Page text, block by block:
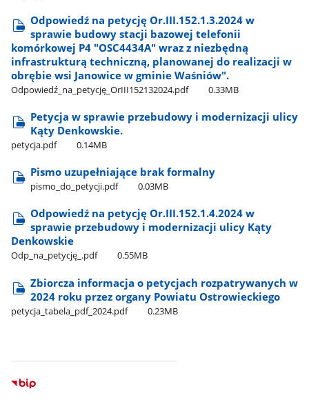
Odpowiedź na petycję Or.III.152.1.3.2024 w
sprawie budowy stacji bazowej telefonii
komórkowej P4 "OSC4434A" wraz z niezbędną
infrastrukturą techniczną, planowanej do realizacji w
obrębie wsi Janowice w gminie Waśniów".
Odpowiedź​_na​_petycję​_OrIII152132024.pdf 0.33MB
Petycja w sprawie przebudowy i modernizacji ulicy
Kąty Denkowskie.
petycja.pdf 0.14MB
Pismo uzupełniające brak formalny
pismo​_do​_petycji.pdf 0.03MB
Odpowiedź na petycję Or.III.152.1.4.2024 w
sprawie przebudowy i modernizacji ulicy Kąty
Denkowskie
Odp​_na​_petycję​_.pdf 0.55MB
Zbiorcza informacja o petycjach rozpatrywanych w
2024 roku przez organy Powiatu Ostrowieckiego
petycja​_tabela​_pdf​_2024.pdf 0.23MB